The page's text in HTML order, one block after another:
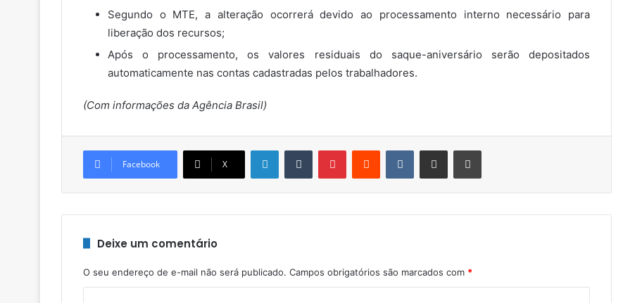
Segundo o MTE, a alteração ocorrerá devido ao processamento interno necessário para
liberação dos recursos;
Após o processamento, os valores residuais do saque-aniversário serão depositados
automaticamente nas contas cadastradas pelos trabalhadores.
(Com informações da Agência Brasil)
Facebook X
LinkedinTumblr PinterestReddit VK Compartilhar via e-mail Imprimir
Deixe um comentário
O seu endereço de e-mail não será publicado. Campos obrigatórios são marcados com *